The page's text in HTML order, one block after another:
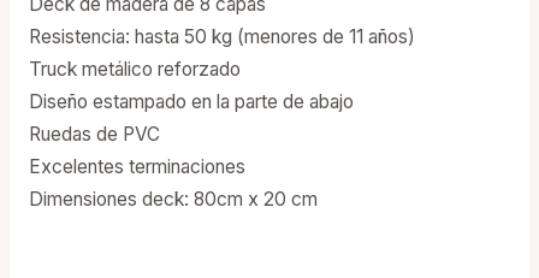
Resistencia: hasta 50 kg (menores de 11 años)
Truck metálico reforzado
Diseño estampado en la parte de abajo
Ruedas de PVC
Excelentes terminaciones
Dimensiones deck: 80cm x 20 cm